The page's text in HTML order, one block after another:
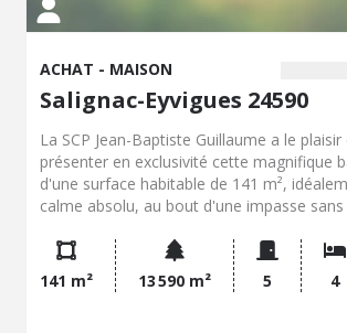
ACHAT - MAISON
Salignac-Eyvigues 24590
La SCP Jean-Baptiste Guillaume a le
présenter en exclusivité cette magnifique
d'une surface habitable de 141 m²,
calme absolu, au bout d'une impasse sans
sur la vallée. Implantée sur un superbe
tenant de 1,35 hectare comprenant un
chênes truffiers, la propriété dispose
cabanon indépendant de 40 m² au sol
141 m² 13 590 m² 5 4